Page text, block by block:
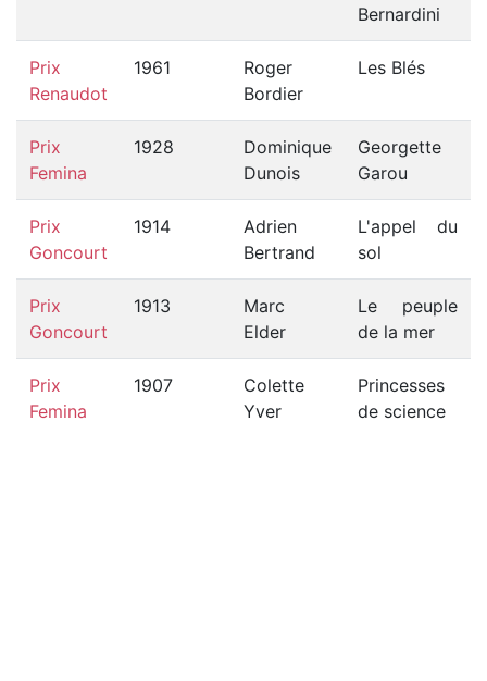
Bernardini
Prix
Renaudot
1961
Roger
Bordier
Les Blés
Prix
Femina
1928
Dominique
Dunois
Georgette
Garou
Prix
Goncourt
1914
Adrien
Bertrand
L'appel du
sol
Prix
Goncourt
1913
Marc
Elder
Le peuple
de la mer
Prix
Femina
1907
Colette
Yver
Princesses
de science